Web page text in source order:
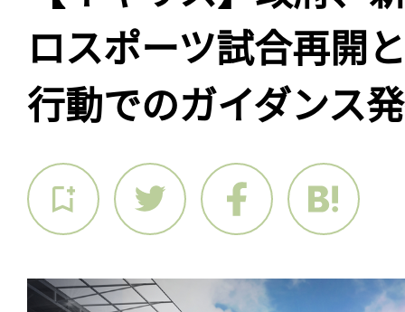
ロスポーツ試合再開
行動でのガイダンス